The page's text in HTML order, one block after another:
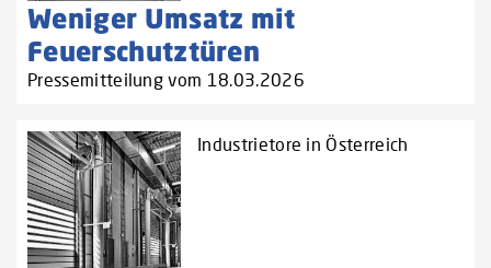
Weniger Umsatz mit
Feuerschutztüren
Pressemitteilung vom 18.03.2026
Industrietore in Österreich